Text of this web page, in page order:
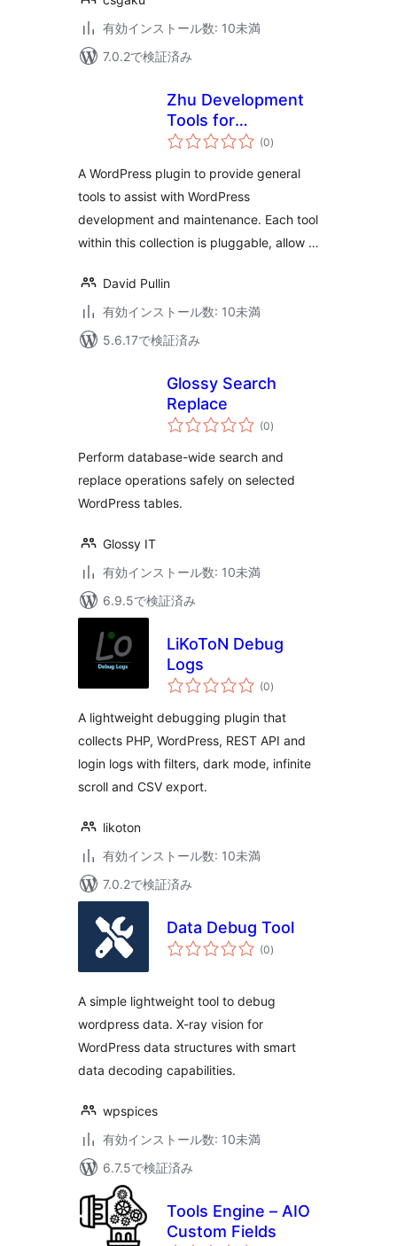
有効インストール数: 10未満
7.0.2で検証済み
Zhu Development
Tools for
WordPress
(0個
の
価
)
A WordPress plugin to provide general
tools to assist with WordPress
development and maintenance. Each tool
within this collection is pluggable, allow …
David Pullin
有効インストール数: 10未満
5.6.17で検証済み
Glossy Search
Replace
(0個
の
価
)
Perform database-wide search and
replace operations safely on selected
WordPress tables.
Glossy IT
有効インストール数: 10未満
6.9.5で検証済み
LiKoToN Debug
Logs
(0個
の
価
)
A lightweight debugging plugin that
collects PHP, WordPress, REST API and
login logs with filters, dark mode, infinite
scroll and CSV export.
likoton
有効インストール数: 10未満
7.0.2で検証済み
Data Debug Tool
(0個
の)
A simple lightweight tool to debug
wordpress data. X-ray vision for
WordPress data structures with smart
data decoding capabilities.
wpspices
有効インストール数: 10未満
6.7.5で検証済み
Tools Engine – AIO
Custom Fields